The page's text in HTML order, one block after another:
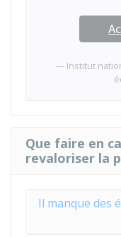
Institut
Que faire en
revaloriser la
Il manque des